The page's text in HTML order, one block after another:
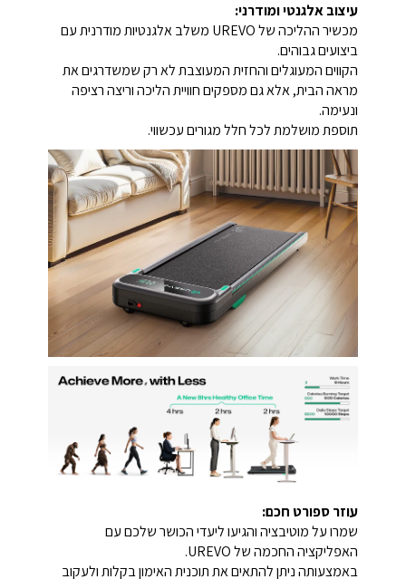
עיצוב אלגנטי ומודרני:
מכשיר ההליכה של UREVO משלב אלגנטיות מודרנית עם
ביצועים גבוהים.
הקווים המעוגלים והחזית המעוצבת לא רק שמשדרגים את
מראה הבית, אלא גם מספקים חוויית הליכה וריצה רציפה
ונעימה.
תוספת מושלמת לכל חלל מגורים עכשווי.
עוזר ספורט חכם:
שמרו על מוטיבציה והגיעו ליעדי הכושר שלכם עם
האפליקציה החכמה של UREVO.
באמצעותה ניתן להתאים את תוכנית האימון בקלות ולעקוב